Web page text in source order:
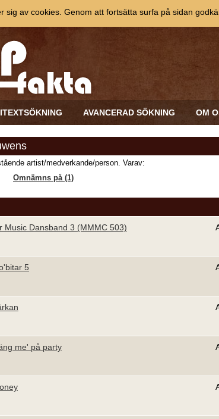
AVANCERAD SÖKNING OM
artist/medverkande/person. Varav:
Omnämns på (1)
Music Dansband 3 (MMMC 503)
5
me' på party
sig av cookies. Genom att fortsätta surfa på sidan